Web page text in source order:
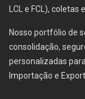
LCL e FCL), coletas
Nosso portfólio de
consolidação,
personalizadas
Importação e